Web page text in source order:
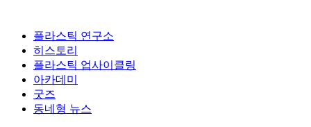
플라스틱 연구소
히스토리
플라스틱 업사이클링
아카데미
굿즈
동네형 뉴스